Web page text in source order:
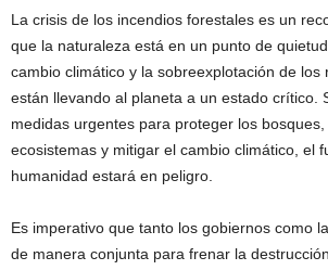
La crisis de los incendios forestales es un
que la naturaleza está en un punto de
cambio climático y la sobreexplotación de los
están llevando al planeta a un estado crítico.
medidas urgentes para proteger los
ecosistemas y mitigar el cambio climático, el
humanidad estará en peligro.
Es imperativo que tanto los gobiernos como
de manera conjunta para frenar la